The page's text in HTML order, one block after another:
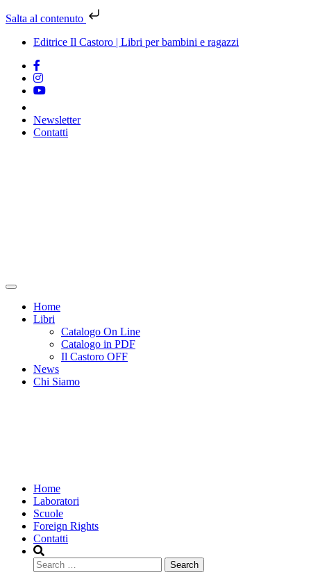
Salta al contenuto
Editrice Il Castoro | Libri per bambini e ragazzi
Newsletter
Contatti
Home
Libri
Catalogo On Line
Catalogo in PDF
Il Castoro OFF
News
Chi Siamo
Home
Laboratori
Scuole
Foreign Rights
Contatti
Search